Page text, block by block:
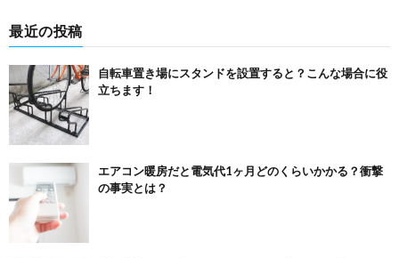
最近の投稿
自転車置き場にスタンドを設置すると？こんな場合に役
立ちます！
エアコン暖房だと電気代1ヶ月どのくらいかかる？衝撃
の事実とは？